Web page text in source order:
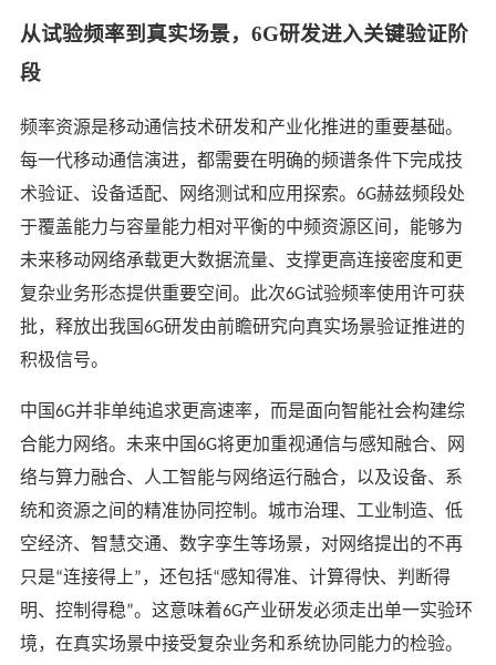
从试验频率到真实场景， 6G研发进入关键验证阶
段
频率资源是移动通信技术研发和产业化推进的重要基础。
每一代移动通信演进，都需要在明确的频谱条件下完成技
术验证、设备适配、网络测试和应用探索。 6G赫兹频段处
于覆盖能力与容量能力相对平衡的中频资源区间，能够为
未来移动网络承载更大数据流量、支撑更高连接密度和更
复杂业务形态提供重要空间。此次6G试验频率使用许可获
批，释放出我国6G研发由前瞻研究向真实场景验证推进的
积极信号。
中国6G并非单纯追求更高速率，而是面向智能社会构建综
合能力网络。未来中国6G将更加重视通信与感知融合、网
络与算力融合、人工智能与网络运行融合，以及设备、系
统和资源之间的精准协同控制。城市治理、工业制造、低
空经济、智慧交通、数字孪生等场景，对网络提出的不再
只是“连接得上”，还包括“感知得准、计算得快、判断得
明、控制得稳”。这意味着6G产业研发必须走出单一实验环
境，在真实场景中接受复杂业务和系统协同能力的检验。